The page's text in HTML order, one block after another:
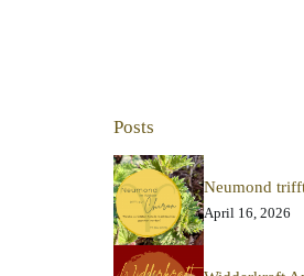
Posts
Neumond
April 16, 2026